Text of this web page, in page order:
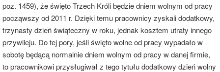
poz. 1459), że święto Trzech Króli będzie dniem wolnym od pracy
począwszy od 2011 r. Dzięki temu pracownicy zyskali dodatkowy,
trzynasty dzień świąteczny w roku, jednak kosztem utraty innego
przywileju. Do tej pory, jeśli święto wolne od pracy wypadało w
sobotę będącą normalnie dniem wolnym od pracy w danej firmie,
to pracownikowi przysługiwał z tego tytułu dodatkowy dzień wolny